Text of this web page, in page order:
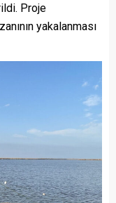
Proje
yakalanması